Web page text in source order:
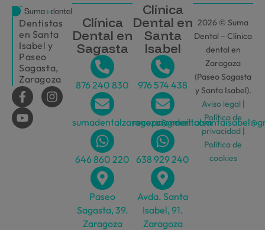
Dentistas
en Santa
Isabel y
Paseo
Sagasta,
Zaragoza
Clínica
Dental en
Sagasta
876 240 830
sumadentalzaragoza@gmail.com
646 860 220
Paseo
Sagasta, 39.
Zaragoza
Clínica
Dental en
Santa
Isabel
976 574 438
638 929 240
Avda. Santa
Isabel, 91.
Zaragoza
2026 © Suma
Dental – Clínica
dental en
Zaragoza
(Paseo Sagasta
y Santa Isabel).
Aviso legal |
Política de
privacidad|
Política de
cookies